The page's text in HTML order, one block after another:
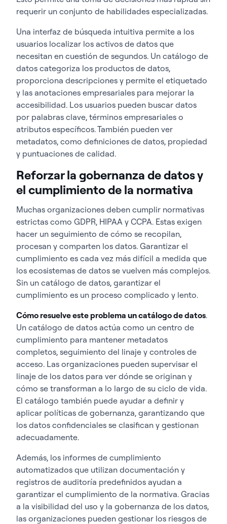
requerir un conjunto de habilidades especializadas.
Una interfaz de búsqueda intuitiva permite a los
usuarios localizar los activos de datos que
necesitan en cuestión de segundos. Un catálogo de
datos categoriza los productos de datos,
proporciona descripciones y permite el etiquetado
y las anotaciones empresariales para mejorar la
accesibilidad. Los usuarios pueden buscar datos
por palabras clave, términos empresariales o
atributos específicos. También pueden ver
metadatos, como definiciones de datos, propiedad
y puntuaciones de calidad.
Reforzar la gobernanza de datos y
el cumplimiento de la normativa
Muchas organizaciones deben cumplir normativas
estrictas como GDPR, HIPAA y CCPA. Estas exigen
hacer un seguimiento de cómo se recopilan,
procesan y comparten los datos. Garantizar el
cumplimiento es cada vez más difícil a medida que
los ecosistemas de datos se vuelven más complejos.
Sin un catálogo de datos, garantizar el
cumplimiento es un proceso complicado y lento.
Cómo resuelve este problema un catálogo de datos.
Un catálogo de datos actúa como un centro de
cumplimiento para mantener metadatos
completos, seguimiento del linaje y controles de
acceso. Las organizaciones pueden supervisar el
linaje de los datos para ver dónde se originan y
cómo se transforman a lo largo de su ciclo de vida.
El catálogo también puede ayudar a definir y
aplicar políticas de gobernanza, garantizando que
los datos confidenciales se clasifican y gestionan
adecuadamente.
Además, los informes de cumplimiento
automatizados que utilizan documentación y
registros de auditoría predefinidos ayudan a
garantizar el cumplimiento de la normativa. Gracias
a la visibilidad del uso y la gobernanza de los datos,
las organizaciones pueden gestionar los riesgos de